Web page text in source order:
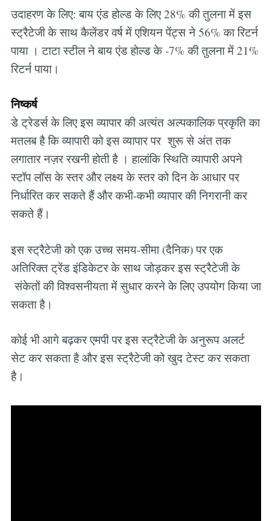
उदाहरण के लिए: बाय एंड होल्ड के लिए 28% की तुलना में इस
स्ट्रैटेजी के साथ कैलेंडर वर्ष में एशियन पेंट्स ने 56% का रिटर्न
पाया । टाटा स्टील ने बाय एंड होल्ड के -7% की तुलना में 21%
रिटर्न पाया।
निष्कर्ष
डे ट्रेडर्स के लिए इस व्यापार की अत्यंत अल्पकालिक प्रकृति का
मतलब है कि व्यापारी को इस व्यापार पर शुरू से अंत तक
लगातार नज़र रखनी होती है । हालांकि स्थिति व्यापारी अपने
स्टॉप लॉस के स्तर और लक्ष्य के स्तर को दिन के आधार पर
निर्धारित कर सकते हैं और कभी-कभी व्यापार की निगरानी कर
सकते हैं।
इस स्ट्रैटेजी को एक उच्च समय-सीमा (दैनिक) पर एक
अतिरिक्त ट्रेंड इंडिकेटर के साथ जोड़कर इस स्ट्रैटेजी के
संकेतों की विश्वसनीयता में सुधार करने के लिए उपयोग किया जा
सकता है।
कोई भी आगे बढ़कर एमपी पर इस स्ट्रैटेजी के अनुरूप अलर्ट
सेट कर सकता है और इस स्ट्रैटेजी को खुद टेस्ट कर सकता
है।